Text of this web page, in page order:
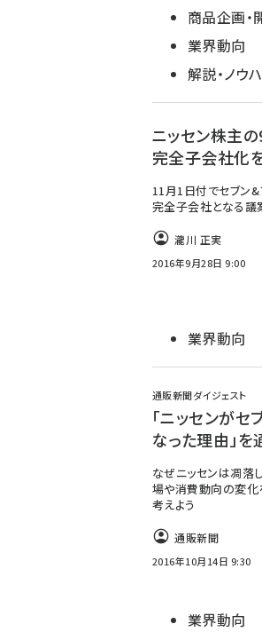
商品企画・
業界動向
解説・ノウ
ニッセン株主
完全子会社化
11月1日付でセブン&
完全子会社となる議
瀧川 正実
2016年9月28日 9:00
業界動向
通販新聞ダイジェスト
「ニッセンが
なった理由」
なぜニッセンは凋落
場や消費動向の変化
考えよう
通販新聞
2016年10月14日 9:30
業界動向